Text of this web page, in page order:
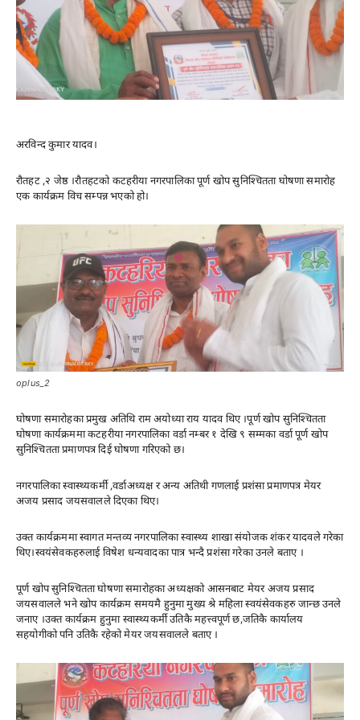
अरविन्द कुमार यादव।
रौतहट ,२ जेष्ठ ।रौतहटको कटहरीया नगरपालिका पूर्ण खोप सुनिश्चितता घोषणा समारोह
एक कार्यक्रम विच सम्पन्न भएको हो।
oplus_2
घोषणा समारोहका प्रमुख अतिथि राम अयोध्या राय यादव थिए ।पूर्ण खोप सुनिश्चितता
घोषणा कार्यक्रममा कटहरीया नगरपालिका वर्डा नम्बर १ देखि ९ सम्मका वर्डा पूर्ण खोप
सुनिश्चितता प्रमाणपत्र दिई घोषणा गरिएको छ।
नगरपालिका स्वास्थ्यकर्मी ,वर्डाअध्यक्ष र अन्य अतिथी गणलाई प्रशंसा प्रमाणपत्र मेयर
अजय प्रसाद जयसवालले दिएका थिए।
उक्त कार्यक्रममा स्वागत मन्तव्य नगरपालिका स्वास्थ्य शाखा संयोजक शंकर यादवले गरेका
थिए।स्वयंसेवकहरुलाई विषेश धन्यवादका पात्र भन्दै प्रशंसा गरेका उनले बताए ।
पूर्ण खोप सुनिश्चितता घोषणा समारोहका अध्यक्षको आसनबाट मेयर अजय प्रसाद
जयसवालले भने खोप कार्यक्रम समयमै हुनुमा मुख्य श्रे महिला स्वयंसेवकहरु जान्छ उनले
जनाए ।उक्त कार्यक्रम हुनुमा स्वास्थ्यकर्मी उतिकै महत्त्वपूर्ण छ,जतिकै कार्यालय
सहयोगीको पनि उतिकै रहेको मेयर जयसवालले बताए ।